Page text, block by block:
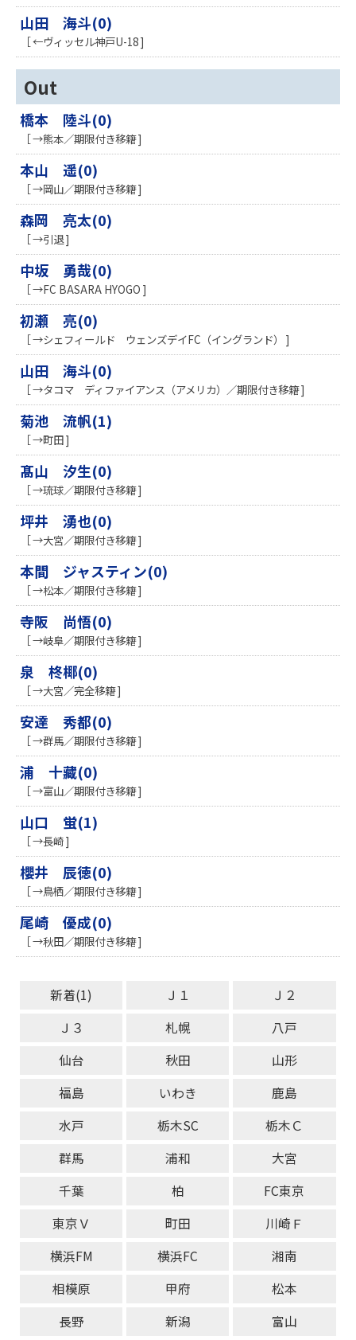
山田 海斗(0)
［ ←ヴィッセル神戸U-18 ]
Out
橋本 陸斗(0)
［ →熊本／期限付き移籍 ]
本山 遥(0)
［ →岡山／期限付き移籍 ]
森岡 亮太(0)
［ →引退 ]
中坂 勇哉(0)
［ →FC BASARA HYOGO ]
初瀬 亮(0)
［ →シェフィールド ウェンズデイFC（イングランド） ]
山田 海斗(0)
［ →タコマ ディファイアンス（アメリカ）／期限付き移籍 ]
菊池 流帆(1)
［ →町田 ]
髙山 汐生(0)
［ →琉球／期限付き移籍 ]
坪井 湧也(0)
［ →大宮／期限付き移籍 ]
本間 ジャスティン(0)
［ →松本／期限付き移籍 ]
寺阪 尚悟(0)
［ →岐阜／期限付き移籍 ]
泉 柊椰(0)
［ →大宮／完全移籍 ]
安達 秀都(0)
［ →群馬／期限付き移籍 ]
浦 十藏(0)
［ →富山／期限付き移籍 ]
山口 蛍(1)
［ →長崎 ]
櫻井 辰徳(0)
［ →鳥栖／期限付き移籍 ]
尾崎 優成(0)
［ →秋田／期限付き移籍 ]
新着(1) Ｊ１
Ｊ２
Ｊ３
札幌
八戸
仙台
秋田
山形
福島
いわき
鹿島
水戸
栃木SC
栃木Ｃ
群馬
浦和
大宮
千葉
柏
FC東京
東京Ｖ
町田
川崎Ｆ
横浜FM
横浜FC
湘南
相模原
甲府
松本
長野
新潟
富山